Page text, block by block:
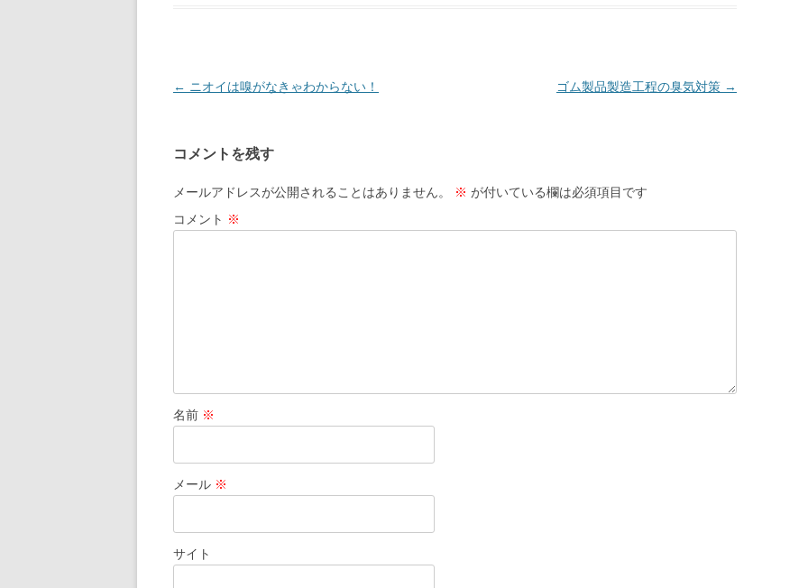
k
投稿ナビゲーション
← ニオイは嗅がなきゃわからない！ ゴム製品製造工程の臭気対策 →
コメントを残す
メールアドレスが公開されることはありません。 ※ が付いている欄は必須項目です
コメント ※
名前 ※
メール ※
サイト